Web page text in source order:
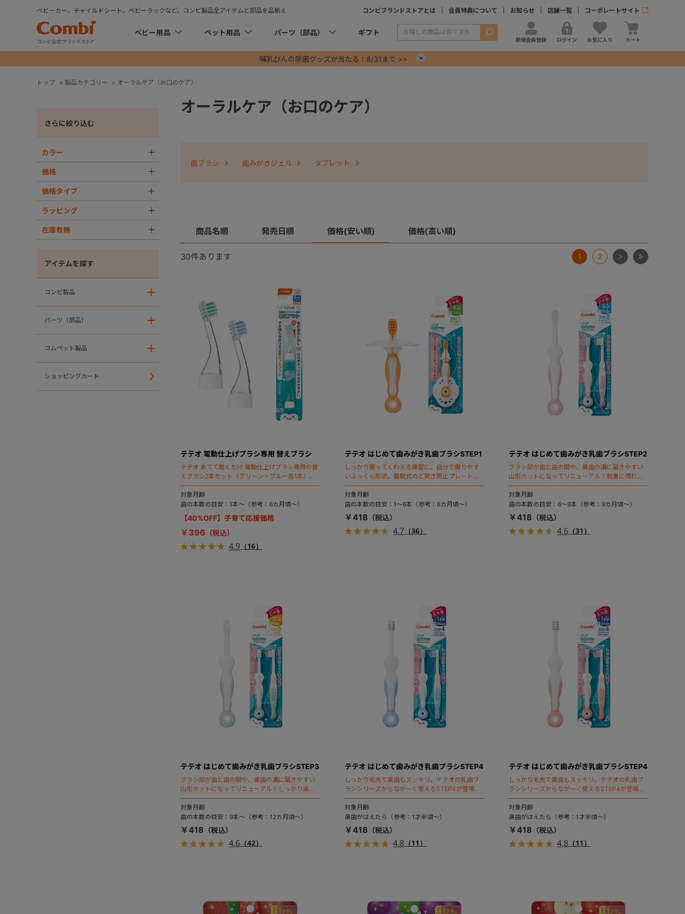
ベビーカー、チャイルドシート、ベビーラックなど、コンビ製品全アイテムと部品を品揃え コンビブランドストアとは 会員特典について お知らせ 店舗一覧 コーポレートサイト
ベビー用品 ペット用品 パーツ（部品） ギフト 検索
新規会員登録 ログイン お気に入り カート
哺乳びんの除菌グッズが当たる！8/31まで >>
トップ > 製品カテゴリー > オーラルケア（お口のケア）
さらに絞り込む
カラー
価格
価格タイプ
ラッピング
在庫有無
アイテムを探す
コンビ製品
パーツ（部品）
コムペット製品
ショッピングカート
オーラルケア（お口のケア）
歯ブラシ 歯みがきジェル タブレット
商品名順 発売日順 価格(安い順) 価格(高い順)
30件あります 1 2 次 最後
テテオ 電動仕上げブラシ専用 替えブラシ
テテオ あてて磨くだけ 電動仕上げブラシ専用の替
えブラシ2本セット（グリーン・ブルー各1本）。
対象月齢
歯の本数の目安：1本～（参考：6カ月頃～）
【40%OFF】子育て応援価格
￥396
4.9 （16）
テテオ はじめて歯みがき乳歯ブラシSTEP1
しっかり握ってくわえる練習に。自分で握りやす
いふっくら形状。着脱式のど突き防止プレート付
き。
対象月齢
歯の本数の目安：1～6本（参考：6カ月頃～）
￥418
4.7（36）
テテオ はじめて歯みがき乳歯ブラシSTEP2
ブラシ部が歯と歯の間や、奥歯の溝に届きやすい
山形カットになってリニューアル！刺激に慣れる
練習に。自分で握りやすいふっくら形状。2本入。
対象月齢
歯の本数の目安：6～8本（参考：9カ月頃～）
￥418
4.6（31）
テテオ はじめて歯みがき乳歯ブラシSTEP3
ブラシ部が歯と歯の間や、奥歯の溝に届きやすい
山形カットになってリニューアル！しっかり奥歯
までみがく練習に。自分で握りやすいふっくら形
状。2本入。
対象月齢
歯の本数の目安：9本～（参考：12カ月頃～）
￥418
4.6 （42）
テテオ はじめて歯みがき乳歯ブラシSTEP4
しっかり毛先で奥歯もスッキリ。テテオの乳歯ブ
ラシシリーズからなが～く使えるSTEP4が登場！
自分で握りやすいふっくら形状。2本入。
対象月齢
奥歯がはえたら（参考：1才半頃～）
￥418
4.8（11）
テテオ はじめて歯みがき乳歯ブラシSTEP4
しっかり毛先で奥歯もスッキリ。テテオの乳歯ブ
ラシシリーズからなが～く使えるSTEP4が登場！
自分で握りやすいふっくら形状。2本入。
対象月齢
奥歯がはえたら（参考：1才半頃～）
￥418
4.8（11）